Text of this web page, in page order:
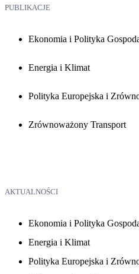
PUBLIKACJE
Ekonomia i Polityka
Energia i Klimat
Polityka Europejska i
Zrównoważony Transport
AKTUALNOŚCI
Ekonomia i Polityka
Energia i Klimat
Polityka Europejska i